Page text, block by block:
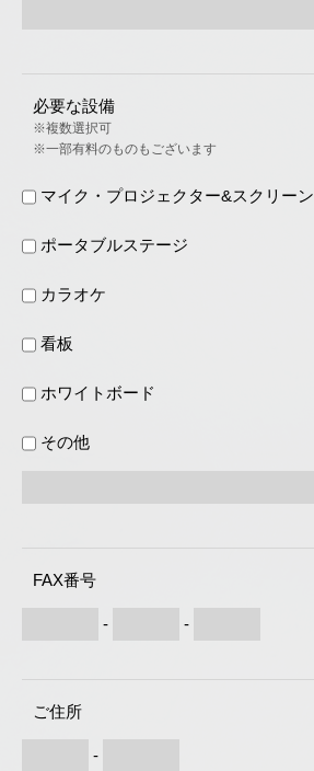
必要な設備
※複数選択可
※一部有料のものもございます
マイク・プロジェクター&スクリーン
ポータブルステージ
カラオケ
看板
ホワイトボード
その他
FAX番号
- -
ご住所
-